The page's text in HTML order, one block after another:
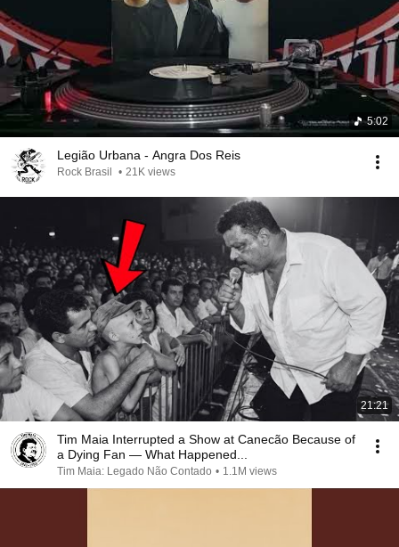
5:02
Legião Urbana - Angra Dos Reis
Rock Brasil • 21K views
21:21
Tim Maia Interrupted a Show at Canecão Because of
a Dying Fan — What Happened...
Tim Maia: Legado Não Contado • 1.1M views